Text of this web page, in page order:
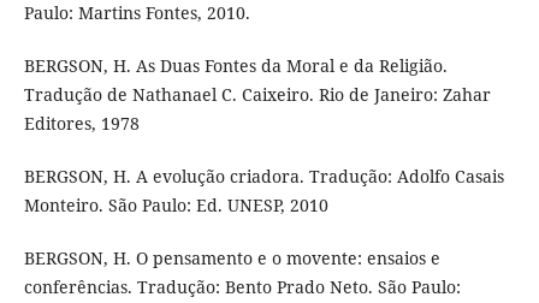
Paulo: Martins Fontes, 2010.
BERGSON, H. As Duas Fontes da Moral e da Religião.
Tradução de Nathanael C. Caixeiro. Rio de Janeiro: Zahar
Editores, 1978
BERGSON, H. A evolução criadora. Tradução: Adolfo Casais
Monteiro. São Paulo: Ed. UNESP, 2010
BERGSON, H. O pensamento e o movente: ensaios e
conferências. Tradução: Bento Prado Neto. São Paulo: